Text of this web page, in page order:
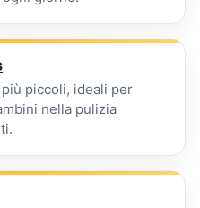
piccoli, ideali per
nella pulizia